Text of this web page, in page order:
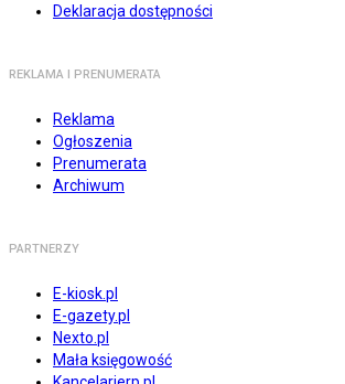
Deklaracja dostępności
REKLAMA I PRENUMERATA
Reklama
Ogłoszenia
Prenumerata
Archiwum
PARTNERZY
E-kiosk.pl
E-gazety.pl
Nexto.pl
Mała księgowość